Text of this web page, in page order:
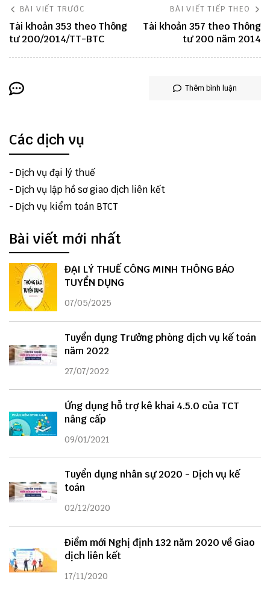
BÀI VIẾT TRƯỚC
Tài khoản 353 theo Thông
tư 200/2014/TT-BTC
BÀI VIẾT TIẾP THEO
Tài khoản 357 theo Thông
tư 200 năm 2014
Thêm bình luận
Các dịch vụ
- Dịch vụ đại lý thuế
- Dịch vụ lập hồ sơ giao dịch liên kết
- Dịch vụ kiểm toán BTCT
Bài viết mới nhất
ĐẠI LÝ THUẾ CÔNG MINH THÔNG BÁO
TUYỂN DỤNG
07/05/2025
Tuyển dụng Trưởng phòng dịch vụ kế toán
năm 2022
27/07/2022
Ứng dụng hỗ trợ kê khai 4.5.0 của TCT
nâng cấp
09/01/2021
Tuyển dụng nhân sự 2020 - Dịch vụ kế
toán
02/12/2020
Điểm mới Nghị định 132 năm 2020 về Giao
dịch liên kết
17/11/2020